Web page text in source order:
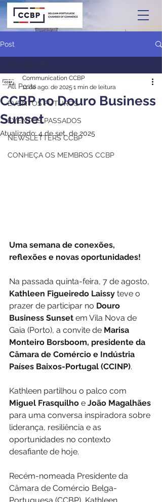
Post
All Posts
EVENTOS FUTUROS
EVENTOS PASSADOS
NEWSLETTERS CCBP
CONHEÇA OS MEMBROS CCBP
All Posts
CCBP no Douro Business
Sunset
Communication CCBP
11 de ago. de 2025 1 min de leitura
Atualizado: 4 de set. de 2025
Uma semana de conexões,
reflexões e novas oportunidades!
Na passada quinta-feira, 7 de agosto,
Kathleen Figueiredo Laissy teve o
prazer de participar no Douro
Business Sunset em Vila Nova de
Gaia (Porto), a convite de Marisa
Monteiro Borsboom, presidente da
Câmara de Comércio e Indústria
Países Baixos-Portugal (CCINP).
Kathleen partilhou o palco com
Miguel Frasquilho e João Magalhães
para uma conversa inspiradora sobre
liderança, resiliência e as
oportunidades no contexto
desafiante de hoje.
Recém-nomeada Presidente da
Câmara de Comércio Belga-